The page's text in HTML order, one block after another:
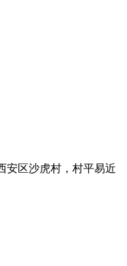
安区沙虎村，村平易近